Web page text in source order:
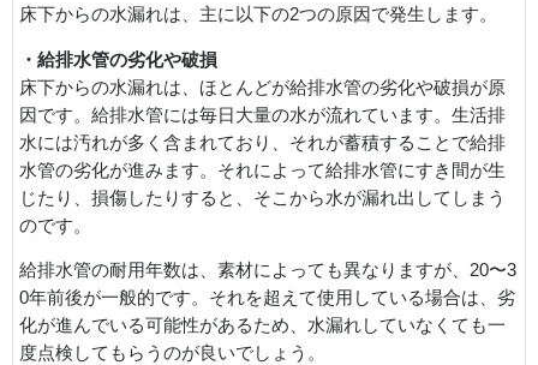
床下からの水漏れは、主に以下の2つの原因で発生します。
・給排水管の劣化や破損
床下からの水漏れは、ほとんどが給排水管の劣化や破損が原
因です。給排水管には毎日大量の水が流れています。生活排
水には汚れが多く含まれており、それが蓄積することで給排
水管の劣化が進みます。それによって給排水管にすき間が生
じたり、損傷したりすると、そこから水が漏れ出してしまう
のです。
給排水管の耐用年数は、素材によっても異なりますが、20〜3
0年前後が一般的です。それを超えて使用している場合は、劣
化が進んでいる可能性があるため、水漏れしていなくても一
度点検してもらうのが良いでしょう。